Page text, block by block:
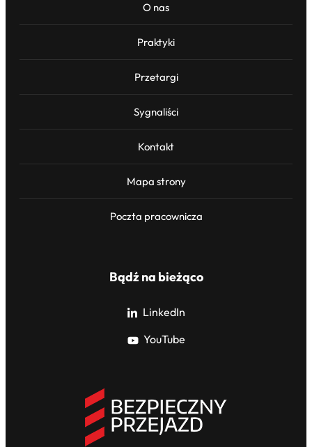
O nas
Praktyki
Przetargi
Sygnaliści
Kontakt
Mapa strony
Poczta pracownicza
Bądź na bieżąco
LinkedIn
YouTube